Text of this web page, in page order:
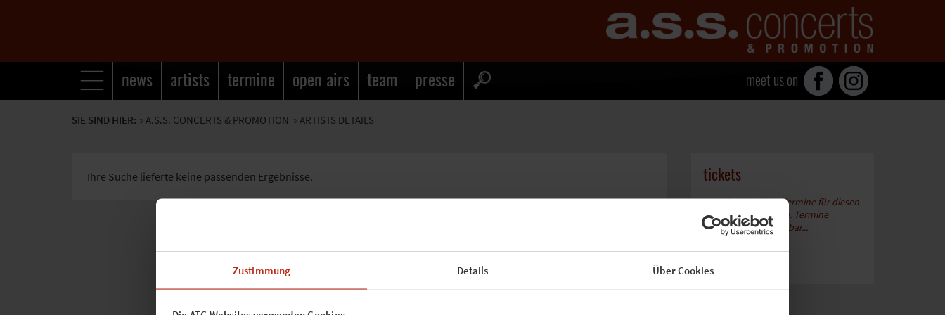
Zustimmung Details Über Cookies
news artists termine open airs team presse meet us on
SIE SIND HIER: »A.S.S. CONCERTS & PROMOTION » ARTISTS DETAILS
Ihre Suche lieferte keine passenden Ergebnisse. tickets
Derzeit keine Tour-Termine für diesen
Artist aufgenommen. Termine
anderer Artists buchbar...
ONLINE BUCHEN